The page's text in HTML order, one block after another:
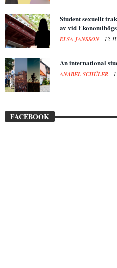
Student sexuellt
av vid
ELSA JANSSON 12
An international
ANABEL SCHÜLER
FACEBOOK